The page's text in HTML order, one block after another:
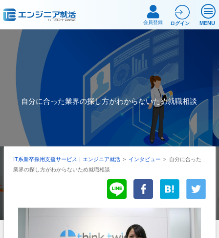
MENU
会員登録 ログイン
自分に合った業界の探し方がわからないため就職相談
IT系新卒採用支援サービス｜エンジニア就活 > インタビュー > 自分に合った
業界の探し方がわからないため就職相談